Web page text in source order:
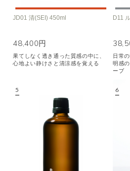
JD01 清(SEI) 450ml
48,400円
果てしなく透き通った質感の中に、
心地よい静けさと清涼感を覚える
D11
日常
明感
ーブ